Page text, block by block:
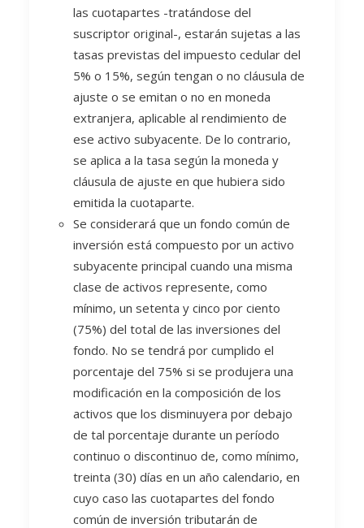
las cuotapartes -tratándose del
suscriptor original-, estarán sujetas a las
tasas previstas del impuesto cedular del
5% o 15%, según tengan o no cláusula de
ajuste o se emitan o no en moneda
extranjera, aplicable al rendimiento de
ese activo subyacente. De lo contrario,
se aplica a la tasa según la moneda y
cláusula de ajuste en que hubiera sido
emitida la cuotaparte.
Se considerará que un fondo común de
inversión está compuesto por un activo
subyacente principal cuando una misma
clase de activos represente, como
mínimo, un setenta y cinco por ciento
(75%) del total de las inversiones del
fondo. No se tendrá por cumplido el
porcentaje del 75% si se produjera una
modificación en la composición de los
activos que los disminuyera por debajo
de tal porcentaje durante un período
continuo o discontinuo de, como mínimo,
treinta (30) días en un año calendario, en
cuyo caso las cuotapartes del fondo
común de inversión tributarán de